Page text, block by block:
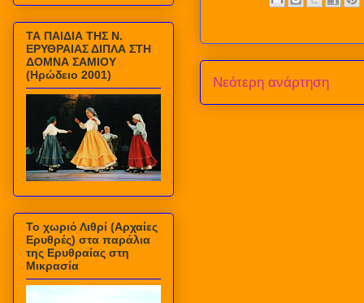
Νεότερη ανάρτηση
ΤΑ ΠΑΙΔΙΑ ΤΗΣ Ν.
ΕΡΥΘΡΑΙΑΣ ΔΙΠΛΑ ΣΤΗ
ΔΟΜΝΑ ΣΑΜΙΟΥ
(Ηρώδειο 2001)
Το χωριό Λιθρί (Αρχαίες
Ερυθρές) στα παράλια
της Ερυθραίας στη
Μικρασία